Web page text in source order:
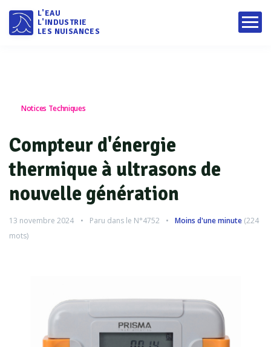
L'EAU
L'INDUSTRIE
LES NUISANCES
Notices Techniques
Compteur d'énergie
thermique à ultrasons de
nouvelle génération
13 novembre 2024 Paru dans le N°4752 Moins d'une minute (224
mots)